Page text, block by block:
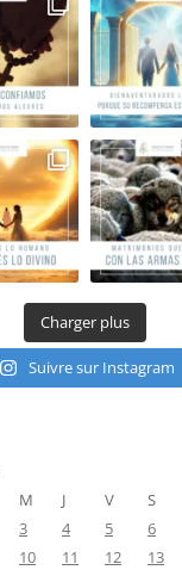
Charger plus
Suivre sur Instagram
M J V S
3 4 5 6
10 11 12 13